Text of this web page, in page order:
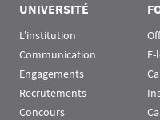
UNIVERSITÉ
L'institution
Communication
Engagements
Recrutements
Concours